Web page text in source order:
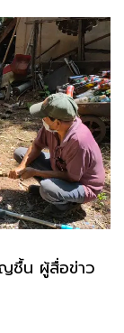
ชื้น ผู้สื่อข่าว